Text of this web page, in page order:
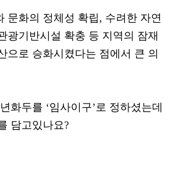
문화의 정체성 확립, 수려한 자연
광기반시설 확충 등 지역의 잠재
으로 승화시켰다는 점에서 큰 의
화두를 ‘임사이구’로 정하셨는데
담고있나요?